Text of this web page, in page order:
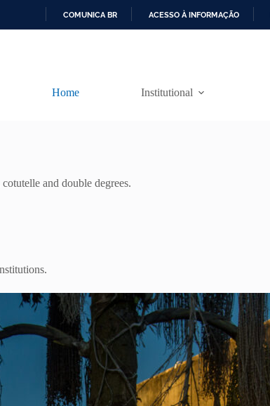
Ú
COMUNICA BR ACESSO À INFORMAÇÃO
Home Institutional
and double degrees.